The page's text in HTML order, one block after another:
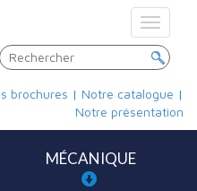
Toggle
brochures | Notre catalogue |
Notre présentation
MÉCANIQUE